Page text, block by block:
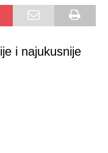
i najukusnije